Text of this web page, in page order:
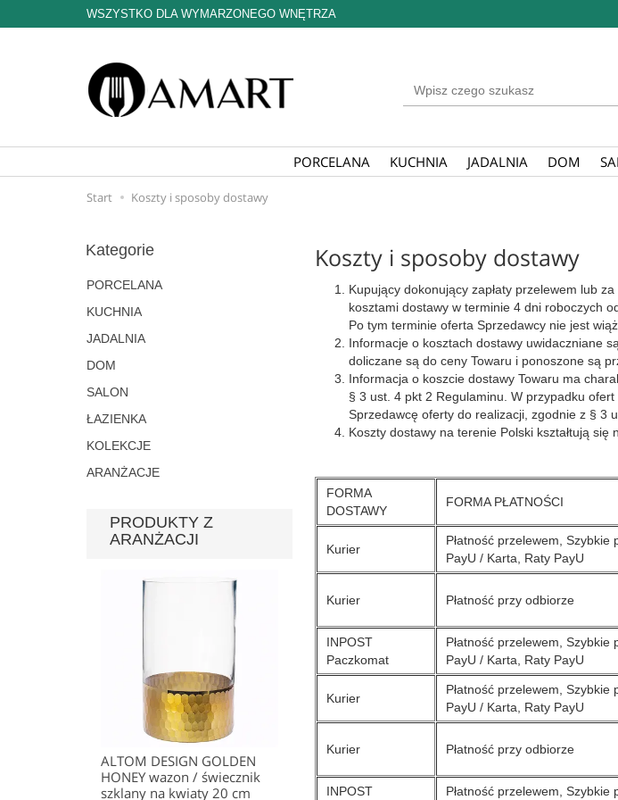
WSZYSTKO DLA WYMARZONEGO WNĘTRZA
Wyszukaj
PORCELANA KUCHNIA JADALNIA DOM
Start Koszty i sposoby dostawy
Koszty i sposoby dostawy
Kupujący dokonujący zapłaty przelewem lub
kosztami dostawy w terminie 4 dni roboczych
Po tym terminie oferta Sprzedawcy nie jest
Informacje o kosztach dostawy uwidaczniane
doliczane są do ceny Towaru i ponoszone są
Informacja o koszcie dostawy Towaru ma
§ 3 ust. 4 pkt 2 Regulaminu. W przypadku
Sprzedawcę oferty do realizacji, zgodnie z § 3
Koszty dostawy na terenie Polski kształtują się
FORMA
DOSTAWY
FORMA PŁATNOŚCI
Kurier
Płatność przelewem, Szybkie
PayU / Karta, Raty PayU
Kurier Płatność przy odbiorze
INPOST
Paczkomat
Płatność przelewem, Szybkie
PayU / Karta, Raty PayU
Kurier
Płatność przelewem, Szybkie
PayU / Karta, Raty PayU
Kurier Płatność przy odbiorze
INPOST
Płatność przelewem, Szybkie
Kategorie
PORCELANA
KUCHNIA
JADALNIA
DOM
SALON
ŁAZIENKA
KOLEKCJE
ARANŻACJE
PRODUKTY Z
ARANŻACJI
ALTOM DESIGN GOLDEN
HONEY wazon / świecznik
szklany na kwiaty 20 cm